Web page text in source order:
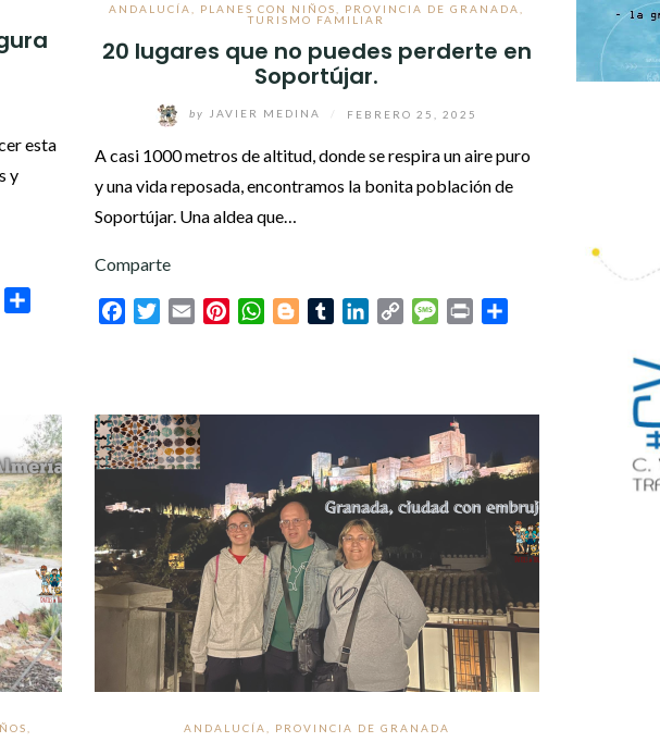
esta
y
Print Compartir
ANDALUCÍA PLANES CON NIÑOS PROVINCIA DE GRANADA
TURISMO FAMILIAR
20 lugares que no puedes perderte en
Soportújar.
by JAVIER MEDINA FEBRERO 25, 2025
A casi 1000 metros de altitud, donde se respira un aire puro
y una vida reposada, encontramos la bonita población de
Soportújar. Una aldea que…
Comparte
FacebookTwitterEmail PinterestWhatsAppBloggerTumblrLinkedIn
Copy Message
Print
ANDALUCÍA PROVINCIA DE GRANADA